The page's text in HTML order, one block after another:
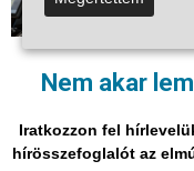
Nem akar
Iratkozzon fel
hírösszefoglalót az
2026-08-
2026-08-